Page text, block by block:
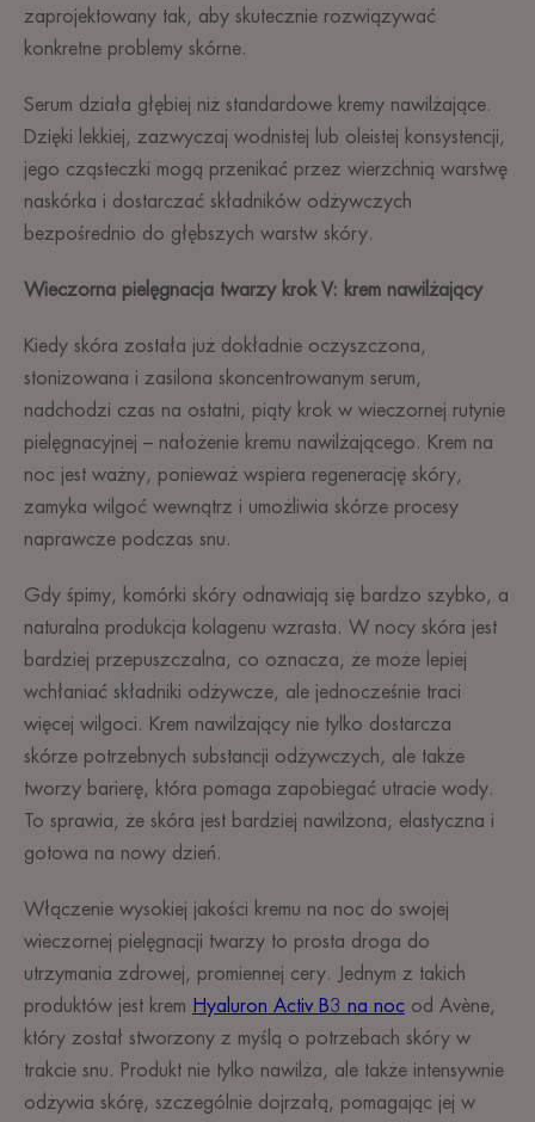
zaprojektowany tak, aby skutecznie rozwiązywać
konkretne problemy skórne.
Serum działa głębiej niż standardowe kremy nawilżające.
Dzięki lekkiej, zazwyczaj wodnistej lub oleistej konsystencji,
jego cząsteczki mogą przenikać przez wierzchnią warstwę
naskórka i dostarczać składników odżywczych
bezpośrednio do głębszych warstw skóry.
Wieczorna pielęgnacja twarzy krok V: krem nawilżający
Kiedy skóra została już dokładnie oczyszczona,
stonizowana i zasilona skoncentrowanym serum,
nadchodzi czas na ostatni, piąty krok w wieczornej rutynie
pielęgnacyjnej – nałożenie kremu nawilżającego. Krem na
noc jest ważny, ponieważ wspiera regenerację skóry,
zamyka wilgoć wewnątrz i umożliwia skórze procesy
naprawcze podczas snu.
Gdy śpimy, komórki skóry odnawiają się bardzo szybko, a
naturalna produkcja kolagenu wzrasta. W nocy skóra jest
bardziej przepuszczalna, co oznacza, że może lepiej
wchłaniać składniki odżywcze, ale jednocześnie traci
więcej wilgoci. Krem nawilżający nie tylko dostarcza
skórze potrzebnych substancji odżywczych, ale także
tworzy barierę, która pomaga zapobiegać utracie wody.
To sprawia, że skóra jest bardziej nawilżona, elastyczna i
gotowa na nowy dzień.
Włączenie wysokiej jakości kremu na noc do swojej
wieczornej pielęgnacji twarzy to prosta droga do
utrzymania zdrowej, promiennej cery. Jednym z takich
produktów jest krem Hyaluron Activ B3 na noc od Avène,
który został stworzony z myślą o potrzebach skóry w
trakcie snu. Produkt nie tylko nawilża, ale także intensywnie
odżywia skórę, szczególnie dojrzałą, pomagając jej w